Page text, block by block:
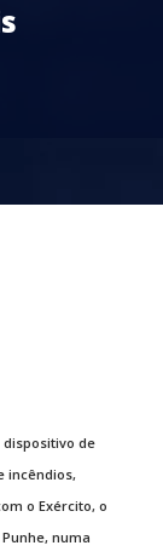
dispositivo de
incêndios,
o Exército, o
numa